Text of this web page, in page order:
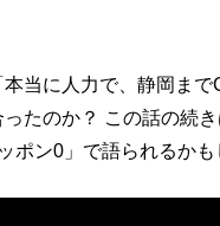
当に人力で、静岡ま
たのか？ この話の続
ン0」で語られるかも